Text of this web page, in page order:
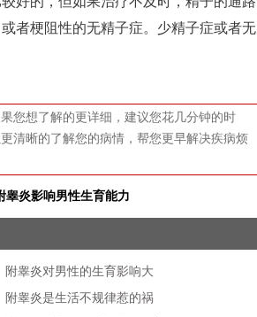
者梗阻性的无精子症。少精子症或者无
您想了解的更详细，建议您花几分钟的时
更清晰的了解您的病情，帮您更早解决疾病烦
睾炎影响男性生育能力
附睾炎对男性的生育影响大
附睾炎是生活不规律惹的祸